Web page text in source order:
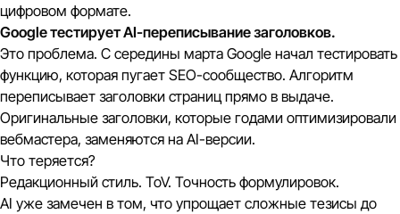
цифровом формате.
Google тестирует AI-переписывание заголовков.
Это проблема. С середины марта Google начал тестировать
функцию, которая пугает SEO-сообщество. Алгоритм
переписывает заголовки страниц прямо в выдаче.
Оригинальные заголовки, которые годами оптимизировали
вебмастера, заменяются на AI-версии.
Что теряется?
Редакционный стиль. ToV. Точность формулировок.
AI уже замечен в том, что упрощает сложные тезисы до